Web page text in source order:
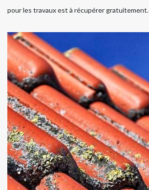
pour les travaux est à récupérer gratuitement.